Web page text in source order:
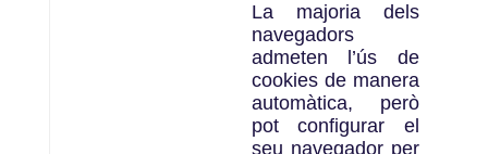
La majoria dels
navegadors
admeten l’ús de
cookies de manera
automàtica, però
pot configurar el
seu navegador per